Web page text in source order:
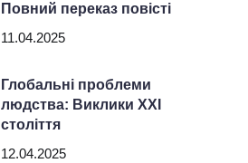
Повний переказ повісті
11.04.2025
Глобальні проблеми
людства: Виклики XXI
століття
12.04.2025